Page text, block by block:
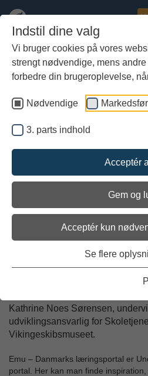
Indstil dine valg
Vi bruger cookies på vores
strengt nødvendige, mens
forbedre din brugeroplevelse,
Nødvendige
3. parts indhold
Acceptér
Gem og
Acceptér kun
Se flere
indhold
perspektiver på
Emu har med en ny artikel sat
Kathrine Noes Sørensen,
udviklingsansvarlig for
Vikingeskibsmuseet.
Emu – Danmarks læringsportal er
portal. Her kan man finde